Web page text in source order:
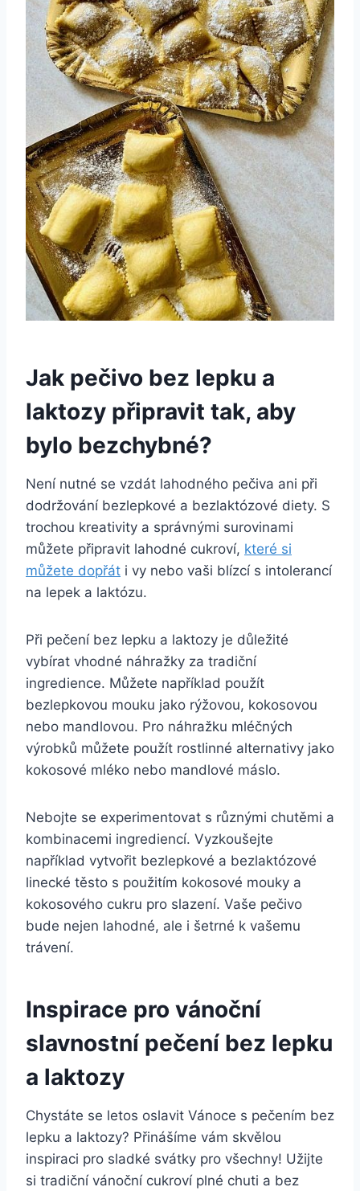
Jak ⁤pečivo bez lepku a‌
laktozy připravit tak, aby
bylo ​bezchybné?
Není nutné se vzdát lahodného pečiva ani ⁢při
dodržování bezlepkové ‍a bezlaktózové diety. S
trochou kreativity a správnými surovinami
můžete připravit lahodné ⁣cukroví,‍ které ​si
můžete dopřát i vy nebo⁣ vaši blízcí s intolerancí
na lepek⁤ a laktózu.
Při pečení bez⁣ lepku a ‍laktozy je⁣ důležité
vybírat ‍vhodné náhražky ‍za tradiční
ingredience. Můžete například použít
bezlepkovou mouku‍ jako rýžovou, kokosovou
nebo⁢ mandlovou.​ Pro náhražku mléčných
výrobků můžete⁢ použít rostlinné alternativy jako
kokosové mléko nebo mandlové máslo.
Nebojte se ‍experimentovat s různými chutěmi a
kombinacemi ingrediencí. Vyzkoušejte
například vytvořit bezlepkové ‍a bezlaktózové
linecké těsto s použitím⁢ kokosové mouky a
kokosového cukru pro slazení. Vaše pečivo
⁤bude nejen lahodné, ale⁤ i⁣ šetrné k‍ vašemu
trávení.
Inspirace pro vánoční
slavnostní pečení bez lepku
a laktozy
Chystáte se letos oslavit Vánoce s pečením bez
‌lepku a laktozy? Přinášíme ⁤vám skvělou
inspiraci pro⁢ sladké ​svátky ​pro ​všechny! ⁤Užijte‍
si‍ tradiční vánoční‍ cukroví plné ⁣chuti a ‌bez